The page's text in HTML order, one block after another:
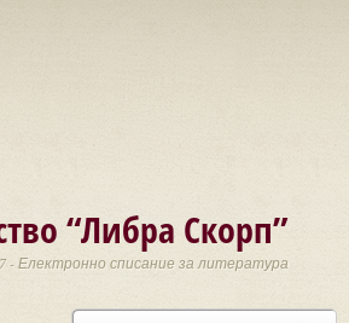
“Либра Скорп”
- Електронно списание за литература